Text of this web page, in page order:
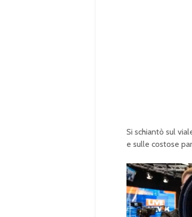
Si schiantò sul
e sulle costose